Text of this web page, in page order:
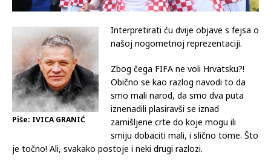
Piše: IVICA GRANIĆ
Interpretirati ću dvije objave s fejsa o
našoj nogometnoj reprezentaciji.
Zbog čega FIFA ne voli Hrvatsku?!
Obično se kao razlog navodi to da
smo mali narod, da smo dva puta
iznenadili plasiravši se iznad
zamišljene crte do koje mogu ili
smiju dobaciti mali, i slično tome. Što
je točno! Ali, svakako postoje i neki drugi razlozi.